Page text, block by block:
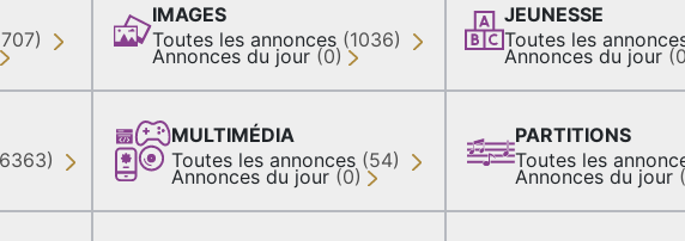
IMAGES
Toutes les annonces (1036)
Annonces du jour (0)
MULTIMÉDIA
Toutes les annonces (54)
Annonces du jour (0)
JEUNESSE
Toutes les
Annonces du jour
PARTITIONS
Toutes les
Annonces du jour